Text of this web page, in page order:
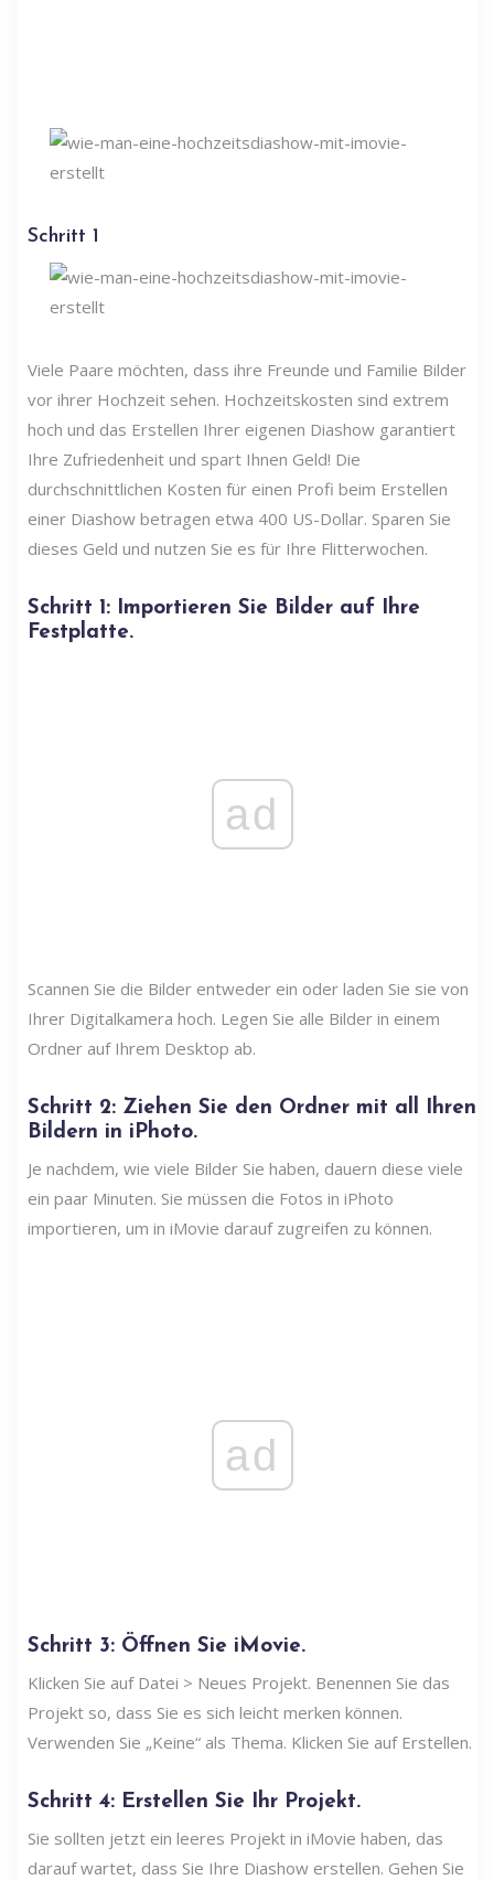
Schritt 1
Viele Paare möchten, dass ihre Freunde und Familie Bilder
vor ihrer Hochzeit sehen. Hochzeitskosten sind extrem
hoch und das Erstellen Ihrer eigenen Diashow garantiert
Ihre Zufriedenheit und spart Ihnen Geld! Die
durchschnittlichen Kosten für einen Profi beim Erstellen
einer Diashow betragen etwa 400 US-Dollar. Sparen Sie
dieses Geld und nutzen Sie es für Ihre Flitterwochen.
Schritt 1: Importieren Sie Bilder auf Ihre
Festplatte.
ad
Scannen Sie die Bilder entweder ein oder laden Sie sie von
Ihrer Digitalkamera hoch. Legen Sie alle Bilder in einem
Ordner auf Ihrem Desktop ab.
Schritt 2: Ziehen Sie den Ordner mit all Ihren
Bildern in iPhoto.
Je nachdem, wie viele Bilder Sie haben, dauern diese viele
ein paar Minuten. Sie müssen die Fotos in iPhoto
importieren, um in iMovie darauf zugreifen zu können.
ad
Schritt 3: Öffnen Sie iMovie.
Klicken Sie auf Datei > Neues Projekt. Benennen Sie das
Projekt so, dass Sie es sich leicht merken können.
Verwenden Sie „Keine“ als Thema. Klicken Sie auf Erstellen.
Schritt 4: Erstellen Sie Ihr Projekt.
Sie sollten jetzt ein leeres Projekt in iMovie haben, das
darauf wartet, dass Sie Ihre Diashow erstellen. Gehen Sie